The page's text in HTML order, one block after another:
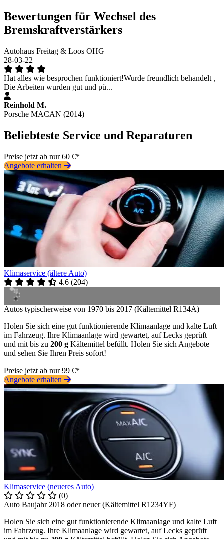
Bewertungen für Wechsel des
Bremskraftverstärkers
Autohaus Freitag & Loos OHG
28-03-22
Hat alles wie besprochen funktioniert!Wurde freundlich behandelt ‚
Die Arbeiten wurden gut und pü...
Reinhold M.
Porsche MACAN (2014)
Beliebteste Service und Reparaturen
Preise jetzt ab nur 60 €*
Angebote erhalten
Klimaservice (ältere Auto)
4.6 (204)
Autos typischerweise von 1970 bis 2017 (Kältemittel R134A)
Holen Sie sich eine gut funktionierende Klimaanlage und kalte Luft
im Fahrzeug. Ihre Klimaanlage wird gewartet, auf Lecks geprüft
und mit bis zu 200 g Kältemittel befüllt. Holen Sie sich Angebote
und sehen Sie Ihren Preis sofort!
Preise jetzt ab nur 99 €*
Angebote erhalten
Klimaservice (neueres Auto)
(0)
Auto Baujahr 2018 oder neuer (Kältemittel R1234YF)
Holen Sie sich eine gut funktionierende Klimaanlage und kalte Luft
im Fahrzeug. Ihre Klimaanlage wird gewartet, auf Lecks geprüft